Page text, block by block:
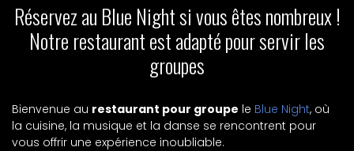
Réservez au Blue Night si vous êtes nombreux !
Notre restaurant est adapté pour servir les
groupes
Bienvenue au restaurant pour groupe le Blue Night, où
la cuisine, la musique et la danse se rencontrent pour
vous offrir une expérience inoubliable.